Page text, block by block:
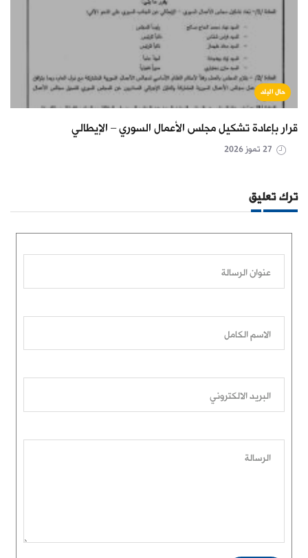
حال البلد
قرار بإعادة تشكيل مجلس الأعمال السوري – الإيطالي
ترك تعليق
عنوان الرسالة
الاسم الكامل
البريد الالكتروني
الرسالة